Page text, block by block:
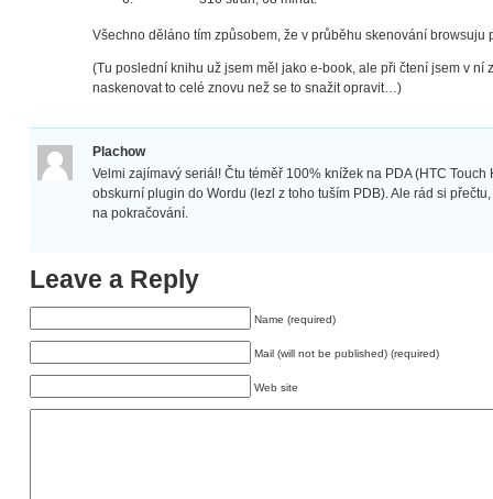
Všechno děláno tím způsobem, že v průběhu skenování
(Tu poslední knihu už jsem měl jako e-book, ale při čtení jsem v ní
naskenovat to celé znovu než se to snažit opravit…)
Plachow
Velmi zajímavý seriál! Čtu téměř 100% knížek na PDA (HTC
obskurní plugin do Wordu (lezl z toho tuším PDB). Ale rád si
na pokračování.
Leave a Reply
Name (required)
Mail (will not be published) (required)
Web site